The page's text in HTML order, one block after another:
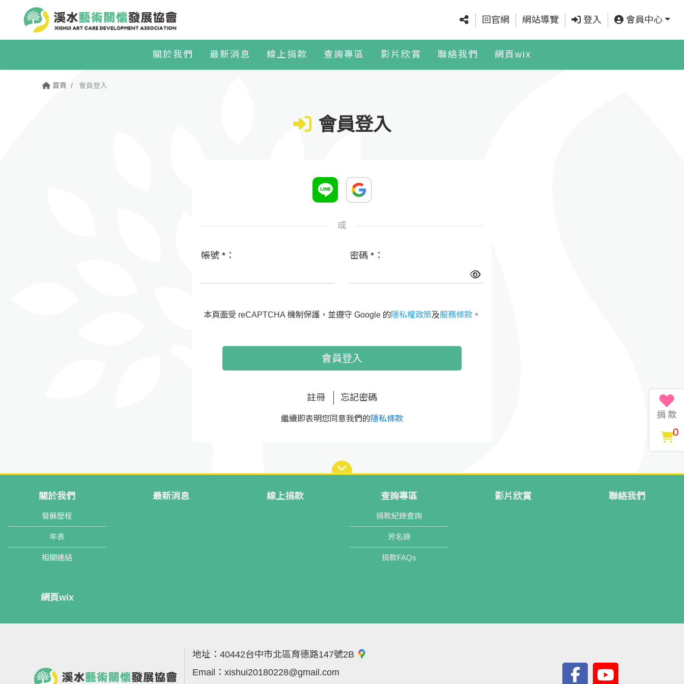
回官網 網站導覽 登入 會員中心
關於我們 最新消息 線上捐款 查詢專區 影片欣賞 聯絡我們 網頁wix
首頁 會員登入
會員登入
或
帳號 * ： 密碼 * ：
本頁面受 reCAPTCHA 機制保護，並遵守 Google 的隱私權政策及服務條款 。
會員登入
註冊 忘記密碼
繼續即表明您同意我們的隱私條款
關於我們
發展歷程
年表
相關連結
最新消息 線上捐款 查詢專區
捐款紀錄查詢
芳名錄
捐款FAQs
影片欣賞 聯絡我們
網頁wix
地址： 40442台中市北區育德路147號2B
Email： xishui20180228@gmail.com
0